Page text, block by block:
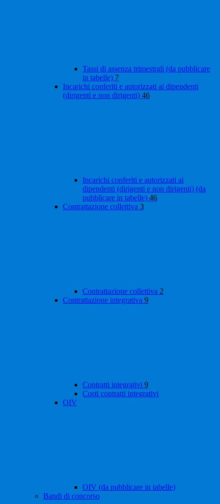
Tassi di assenza trimestrali (da pubblicare
in tabelle) 7
Incarichi conferiti e autorizzati ai dipendenti
(dirigenti e non dirigenti) 46
Incarichi conferiti e autorizzati ai
dipendenti (dirigenti e non dirigenti) (da
pubblicare in tabelle) 46
Contrattazione collettiva 3
Contrattazione collettiva 2
Contrattazione integrativa 9
Contratti integrativi 9
Costi contratti integrativi
OIV
OIV (da pubblicare in tabelle)
Bandi di concorso